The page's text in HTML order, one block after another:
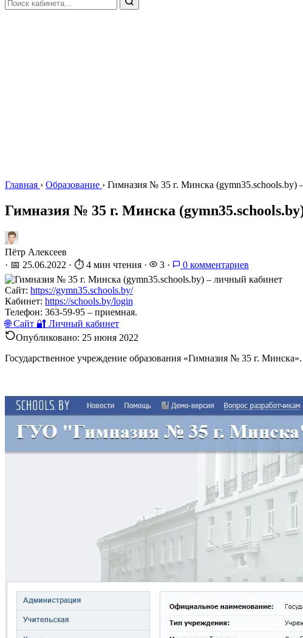
Главная › Образование › Гимназия № 35 г. Минска (gymn35.schools.by)
Гимназия № 35 г. Минска
Пётр Алексеев
· 📅 25.06.2022 · ⏱️ 4 мин чтения · 3 · 0 комментариев
Сайт: https://gymn35.schools.by/
Кабинет: https://schools.by/login
Телефон: 363-59-95 – приемная.
🌐 Сайт 🔐 Личный кабинет
Опубликовано: 25 июня 2022
Государственное учреждение образования «Гимназия № 35 г. Минска».